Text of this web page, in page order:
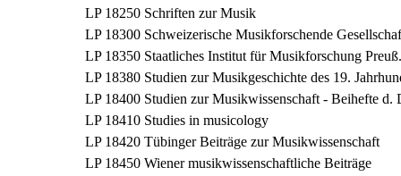
LP 18250 Schriften zur Musik
LP 18300 Schweizerische Musikforschende
LP 18350 Staatliches Institut für Musikforschung
LP 18380 Studien zur Musikgeschichte des 19.
LP 18400 Studien zur Musikwissenschaft - Beihefte d.
LP 18410 Studies in musicology
LP 18420 Tübinger Beiträge zur Musikwissenschaft
LP 18450 Wiener musikwissenschaftliche Beiträge